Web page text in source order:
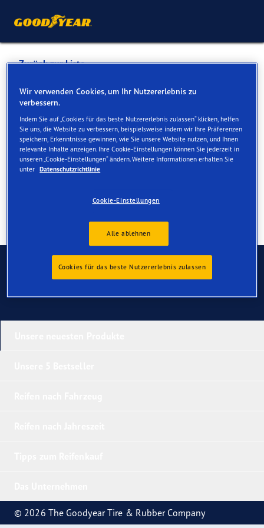
Zurück zur Liste
GARAGE GIUSEPPE SESTITO
Dienste online und vor Ort verfügbar
Kontakt Serviceleistungen
Kontaktieren Sie uns
© 2026 The Goodyear Tire & Rubber Company
Wir verwenden Cookies, um Ihr Nutzererlebnis zu
verbessern.
Indem Sie auf „Cookies für das beste Nutzererlebnis zulassen“ klicken, helfen
Sie uns, die Website zu verbessern, beispielsweise indem wir Ihre Präferenzen
speichern, Erkenntnisse gewinnen, wie Sie unsere Website nutzen, und Ihnen
relevante Inhalte anzeigen. Ihre Cookie-Einstellungen können Sie jederzeit in
unseren „Cookie-Einstellungen“ ändern. Weitere Informationen erhalten Sie
unter Datenschutzrichtlinie
Cookie-Einstellungen
Alle ablehnen
Cookies für das beste Nutzererlebnis zulassen